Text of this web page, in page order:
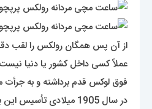
از آن پس همگان رولکس را لقب
فوق لوکس قدم برداشته و به
در سال 1905 میلادی تأسیس این برند توسط دو برادر ناتنی در شهر لندن انجام شده. آقایان آلفرد دیویس ( Alfred Davis ) و هانس ویلسدورف ( Hans Wilsdorf ).